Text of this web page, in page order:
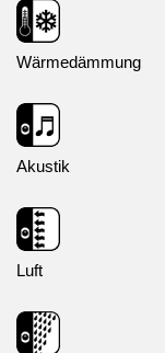
Wärmedämmung
Akustik
Luft